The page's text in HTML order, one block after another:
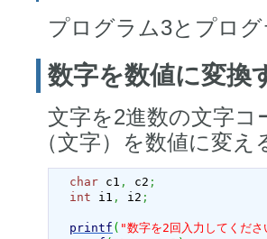
プログラム3とプロ
数字を数値に変換
文字を2進数の文字
（文字）を数値に変
char c1 , c2 ;
int i1 , i2 ;
printf ( "数字を2回入力してくださ